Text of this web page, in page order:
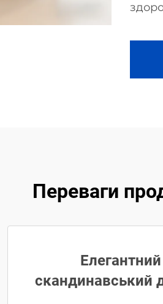
Переваги
Елегантний
скандинавський